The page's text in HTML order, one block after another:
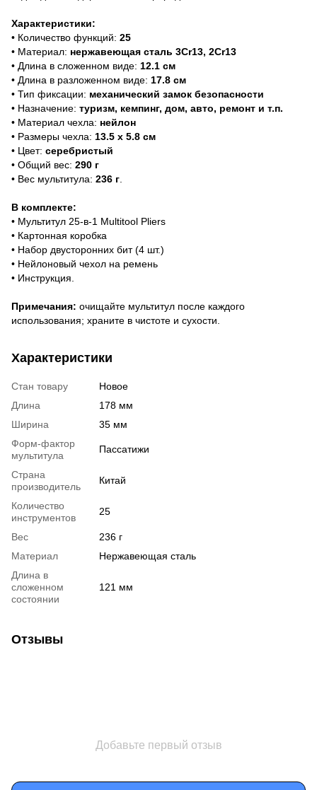
Характеристики:
• Количество функций: 25
• Материал: нержавеющая сталь 3Cr13, 2Cr13
• Длина в сложенном виде: 12.1 см
• Длина в разложенном виде: 17.8 см
• Тип фиксации: механический замок безопасности
• Назначение: туризм, кемпинг, дом, авто, ремонт и т.п.
• Материал чехла: нейлон
• Размеры чехла: 13.5 х 5.8 см
• Цвет: серебристый
• Общий вес: 290 г
• Вес мультитула: 236 г
В комплекте:
• Мультитул 25-в-1 Multitool Pliers
• Картонная коробка
• Набор двусторонних бит (4 шт.)
• Нейлоновый чехол на ремень
• Инструкция.
Примечания: очищайте мультитул после каждого
использования; храните в чистоте и сухости.
Характеристики
Стан товару
Новое
Длина
178 мм
Ширина
35 мм
Форм-фактор
мультитула
Пассатижи
Страна
производитель
Китай
Количество
инструментов
25
Вес
236 г
Материал
Нержавеющая сталь
Длина в
сложенном
состоянии
121 мм
Отзывы
Добавьте первый отзыв